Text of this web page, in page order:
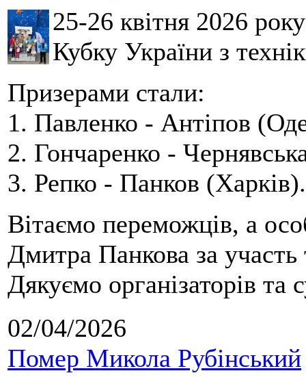
25-26 квітня 2026
Кубку України з
Призерами стали:
1. Павленко - Антіпов
2. Гончаренко -
3. Репко - Панков (Харків).
Вітаємо переможців, а
Дмитра Панкова за
Дякуємо організаторів та
02/04/2026
Помер Микола Рубінський